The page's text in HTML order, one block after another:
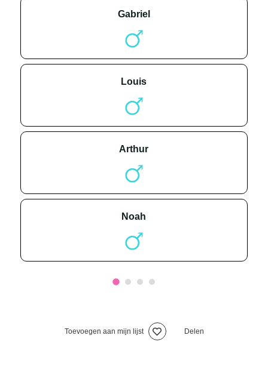
gabriel
louis
arthur
noah
Toevoegen aan mijn lijst Delen